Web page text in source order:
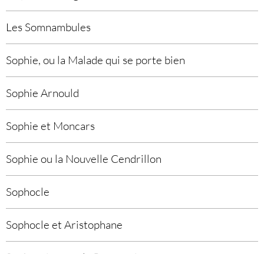
Les Somnambules
Sophie, ou la Malade qui se porte bien
Sophie Arnould
Sophie et Moncars
Sophie ou la Nouvelle Cendrillon
Sophocle
Sophocle et Aristophane